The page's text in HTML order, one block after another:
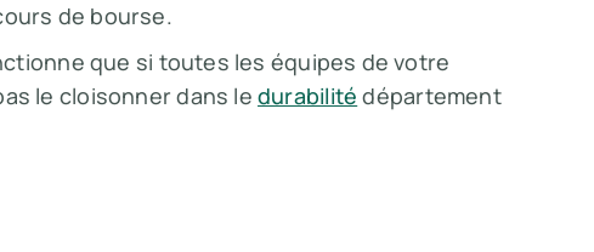
de bourse.
que si toutes les équipes de votre
le cloisonner dans ledurabilité département